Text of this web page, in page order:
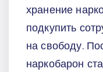
хранение
подкупить
на свободу.
наркобарон